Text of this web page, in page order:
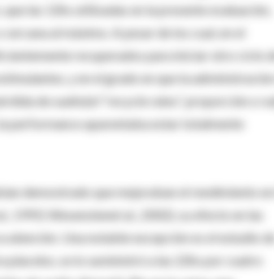
las 12hs utilizadas en la presente evaluación,
al máximo. A pesar de los cual, en el
recuperados para iniciar otro ciclo
y en el grado en que la administración
de sueño(el “recycle rates”, proporción o
performance aparentaba estar totalmente
demostrado que mejoraban el rendimiento en
1993; Wesenstenet al., 2002), su efecto en las
Una notable excepción es el estudio de
se lo suministró a las 22hs por cuatro